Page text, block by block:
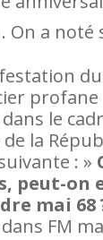
On a
du
profane
le
la
: »
peut-on
mai 68
FM